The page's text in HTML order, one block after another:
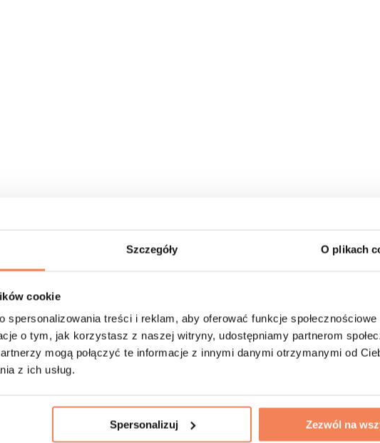
Szczegóły O plikach
cookie
spersonalizowania treści i reklam, aby oferować funkcje społecznościowe
o tym, jak korzystasz z naszej witryny, udostępniamy partnerom
mogą połączyć te informacje z innymi danymi otrzymanymi od
z ich usług.
Spersonalizuj Zezwól na